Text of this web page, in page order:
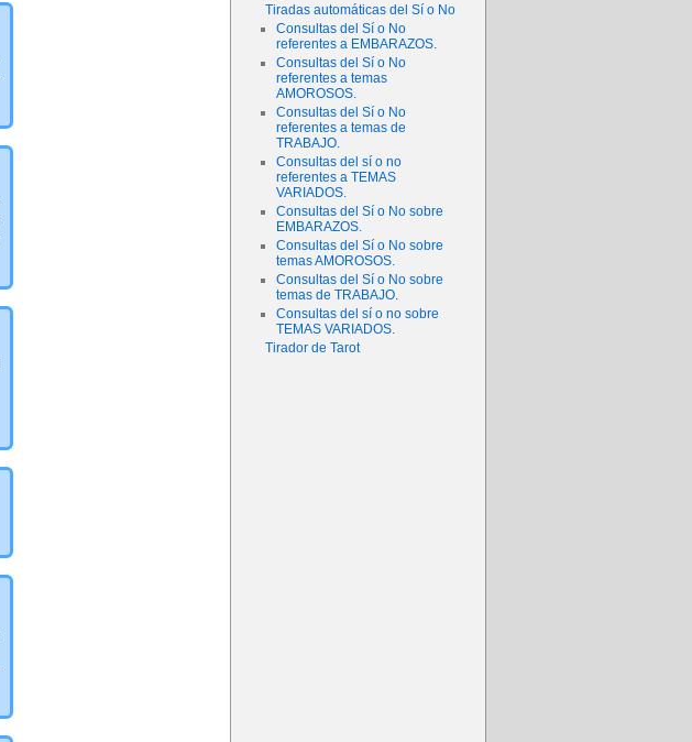
Tiradas automáticas del Sí o No
Consultas del Sí o No
referentes a EMBARAZOS.
Consultas del Sí o No
referentes a temas
AMOROSOS.
Consultas del Sí o No
referentes a temas de
TRABAJO.
Consultas del sí o no
referentes a TEMAS
VARIADOS.
Consultas del Sí o No sobre
EMBARAZOS.
Consultas del Sí o No sobre
temas AMOROSOS.
Consultas del Sí o No sobre
temas de TRABAJO.
Consultas del sí o no sobre
TEMAS VARIADOS.
Tirador de Tarot